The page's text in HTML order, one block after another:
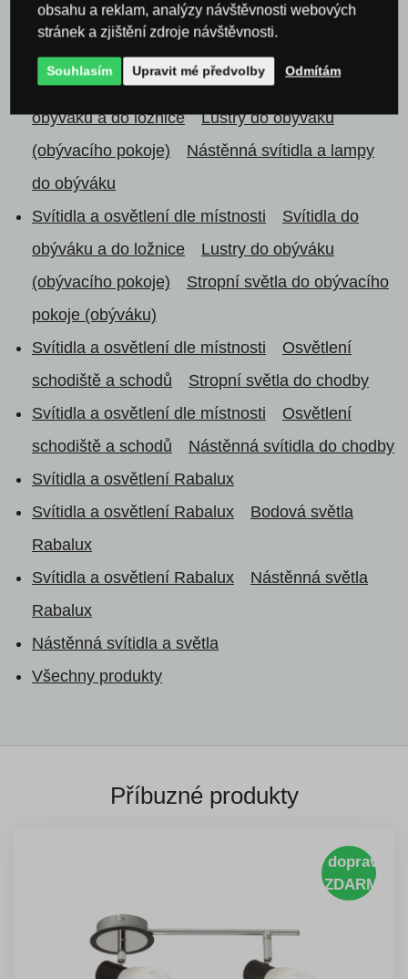
obýváku a do ložnice Lustry do ložnice
Stropní
Svítidla a osvětlení dle místnosti
obýváku a do ložnice
Lustry do obýváku
(obývacího pokoje)
Nástěnná svítidla a lampy
do obýváku
Svítidla a osvětlení dle místnosti
Svítidla do
obýváku a do ložnice
Lustry do obýváku
(obývacího pokoje)
Stropní světla do obývacího
pokoje (obýváku)
Svítidla a osvětlení dle místnosti
Osvětlení
schodiště a schodů
Stropní světla do chodby
Svítidla a osvětlení dle místnosti
Osvětlení
schodiště a schodů
Nástěnná svítidla do chodby
Svítidla a osvětlení Rabalux
Svítidla a osvětlení Rabalux
Bodová světla
Rabalux
Svítidla a osvětlení Rabalux
Nástěnná světla
Rabalux
Nástěnná svítidla a světla
Všechny produkty
Příbuzné produkty
doprava
ZDARMA
obsahu a reklam, analýzy návštěvnosti webových
stránek a zjištění zdroje návštěvnosti.
Souhlasím Upravit mé předvolby Odmítám